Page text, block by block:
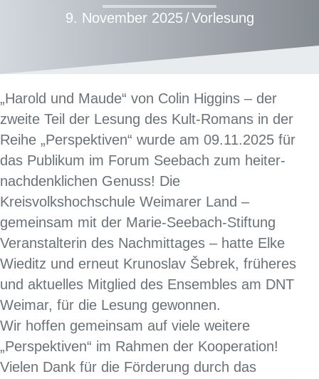
9. November 2025/Vorlesung
„Harold und Maude“ von Colin Higgins – der
zweite Teil der Lesung des Kult-Romans in der
Reihe „Perspektiven“ wurde am 09.11.2025 für
das Publikum im Forum Seebach zum heiter-
nachdenklichen Genuss! Die
Kreisvolkshochschule Weimarer Land –
gemeinsam mit der Marie-Seebach-Stiftung
Veranstalterin des Nachmittages – hatte Elke
Wieditz und erneut Krunoslav Šebrek, früheres
und aktuelles Mitglied des Ensembles am DNT
Weimar, für die Lesung gewonnen.
Wir hoffen gemeinsam auf viele weitere
„Perspektiven“ im Rahmen der Kooperation!
Vielen Dank für die Förderung durch das